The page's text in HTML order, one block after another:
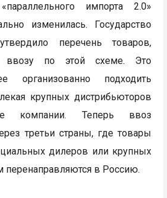
импорта 2.0»
изменилась. Государство
перечень товаров,
ввозу по этой схеме. Это
организованно подходить
крупных дистрибьюторов
компании. Теперь ввоз
третьи страны, где товары
дилеров или крупных
перенаправляются в Россию.